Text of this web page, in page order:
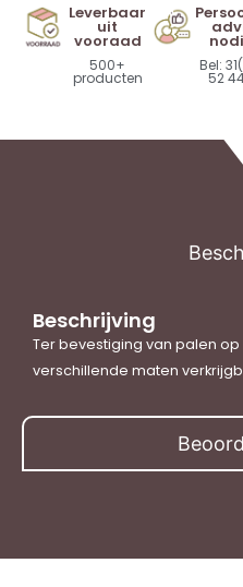
Leverbaar
uit
vooraad
500+
producten
Bel:
52
Beschrijving
Ter bevestiging van palen
verschillende maten